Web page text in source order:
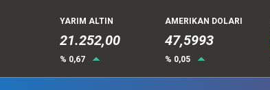
YARIM ALTIN
21.252,00
% 0,67
AMERIKAN DOLARI
47,5993
% 0,05